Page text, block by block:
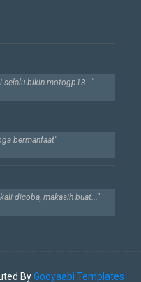
selalu bikin motogp13..."
bermanfaat"
dicoba, makasih buat..."
ByGooyaabi Templates